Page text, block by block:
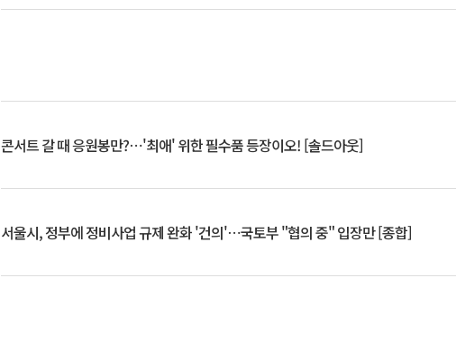
콘서트 갈 때 응원봉만?⋯'최애' 위한 필수품 등장이오! [솔드아웃]
서울시, 정부에 정비사업 규제 완화 '건의'⋯국토부 "협의 중" 입장만 [종합]